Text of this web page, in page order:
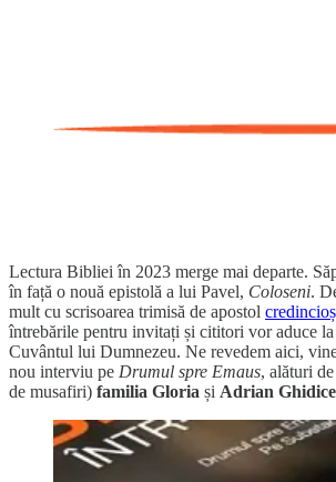
Lectura Bibliei în 2023 merge mai departe.
în față o nouă epistolă a lui Pavel, Coloseni.
mult cu scrisoarea trimisă de apostol
întrebările pentru invitați și cititori vor aduce
Cuvântul lui Dumnezeu. Ne revedem aici,
nou interviu pe Drumul spre Emaus, alături
de musafiri) familia Gloria și Adrian